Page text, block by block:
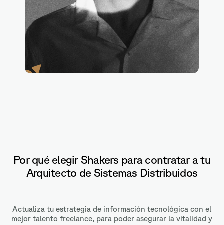
Por qué elegir Shakers para contratar a tu
Arquitecto de Sistemas Distribuidos
Actualiza tu estrategia de información tecnológica con el
mejor talento freelance, para poder asegurar la vitalidad y